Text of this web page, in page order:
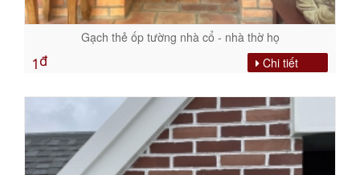
Gạch thẻ ốp tường nhà cổ - nhà thờ họ
1đ Chi tiết